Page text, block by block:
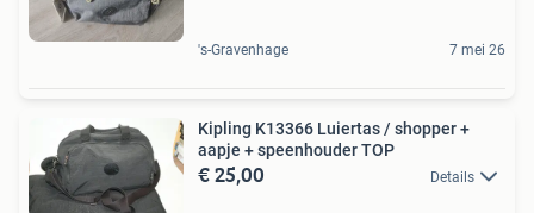
's-Gravenhage 7 mei 26
Kipling K13366 Luiertas / shopper +
aapje + speenhouder TOP
€ 25,00 Details